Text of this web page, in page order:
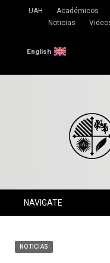
UAH Académicos
Noticias
English
NAVIGATE
NOTICIAS